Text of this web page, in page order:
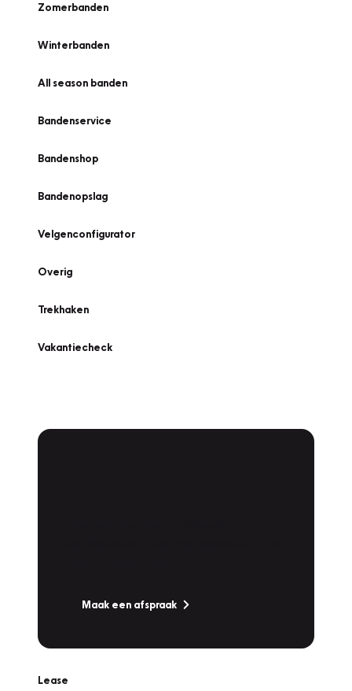
Zomerbanden
Winterbanden
All season banden
Bandenservice
Bandenshop
Bandenopslag
Velgenconfigurator
Overig
Trekhaken
Vakantiecheck
Maak een afspraak
Lease